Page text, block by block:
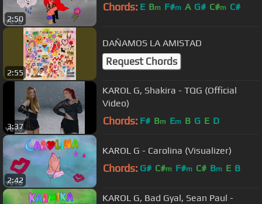
2:50
Chords: E Bm F#m A G# C#m C#
2:55
DAÑAMOS LA AMISTAD
Request Chords
3:37
KAROL G, Shakira - TQG (Official
Video)
Chords: F# Bm Em B G E D
2:42
KAROL G - Carolina (Visualizer)
Chords: G# C#m F#m C# Bm E B
KAROL G, Bad Gyal, Sean Paul -